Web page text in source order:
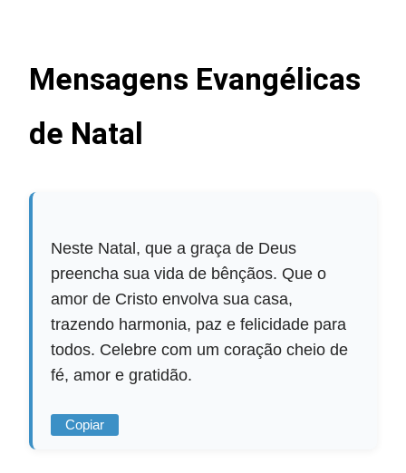
Mensagens Evangélicas
de Natal
Neste Natal, que a graça de Deus
preencha sua vida de bênçãos. Que o
amor de Cristo envolva sua casa,
trazendo harmonia, paz e felicidade para
todos. Celebre com um coração cheio de
fé, amor e gratidão.
Copiar